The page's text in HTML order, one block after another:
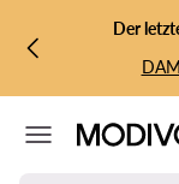
ZUM
ZUR SUCHEDer